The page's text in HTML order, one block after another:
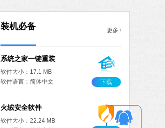
装机必备 更多+
下载
系统之家一键重装
软件大小：17.1 MB
软件语言：简体中文
下载
火绒安全软件
软件大小：22.24 MB